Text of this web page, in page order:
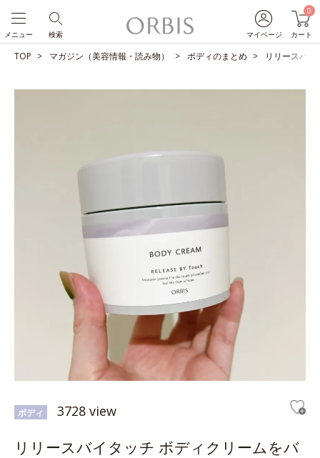
マイページ
0
カート
検索
メニュー
TOP マガジン（美容情報・読み物） ボディのまとめ リリースバ
ボディ 3728 view
リリースバイタッチ ボディクリームをバ